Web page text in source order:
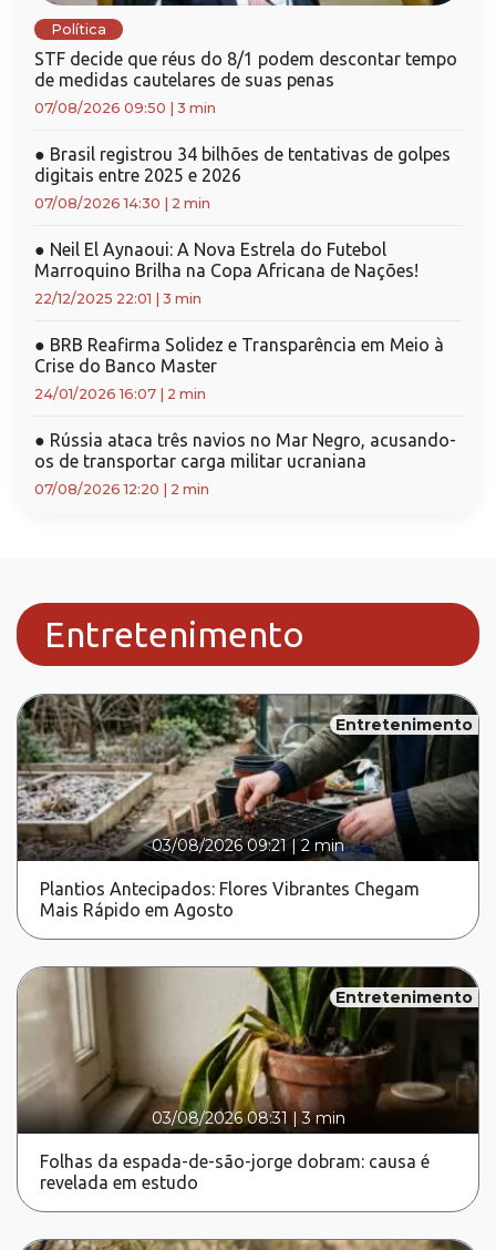
Política
STF decide que réus do 8/1 podem descontar tempo
de medidas cautelares de suas penas
07/08/2026 09:50 3 min
● Brasil registrou 34 bilhões de tentativas de golpes
digitais entre 2025 e 2026
07/08/2026 14:30 2 min
● Neil El Aynaoui: A Nova Estrela do Futebol
Marroquino Brilha na Copa Africana de Nações!
22/12/2025 22:01 3 min
● BRB Reafirma Solidez e Transparência em Meio à
Crise do Banco Master
24/01/2026 16:07 2 min
● Rússia ataca três navios no Mar Negro, acusando-
os de transportar carga militar ucraniana
07/08/2026 12:20 2 min
Entretenimento
Entretenimento
03/08/2026 09:21|2 min
Plantios Antecipados: Flores Vibrantes Chegam
Mais Rápido em Agosto
Entretenimento
03/08/2026 08:31 |3 min
Folhas da espada-de-são-jorge dobram: causa é
revelada em estudo